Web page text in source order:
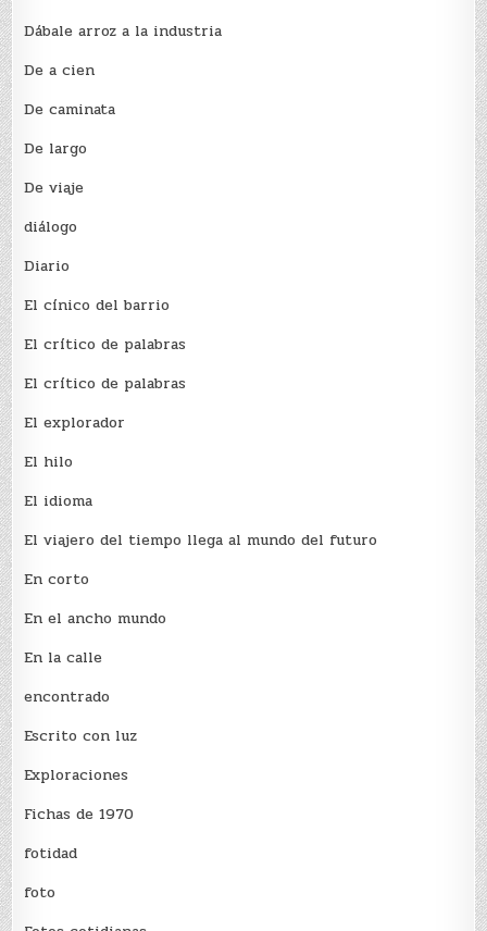
Dábale arroz a la industria
De a cien
De caminata
De largo
De viaje
diálogo
Diario
El cínico del barrio
El crí­tico de palabras
El crí­tico de palabras
El explorador
El hilo
El idioma
El viajero del tiempo llega al mundo del futuro
En corto
En el ancho mundo
En la calle
encontrado
Escrito con luz
Exploraciones
Fichas de 1970
fotidad
foto